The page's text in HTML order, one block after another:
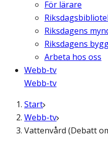
För lärare
Riksdagens
Riksdagens
Arbeta hos oss
Webb-tv
Webb-tv
Start
Webb-tv
Vattenvård (Debatt